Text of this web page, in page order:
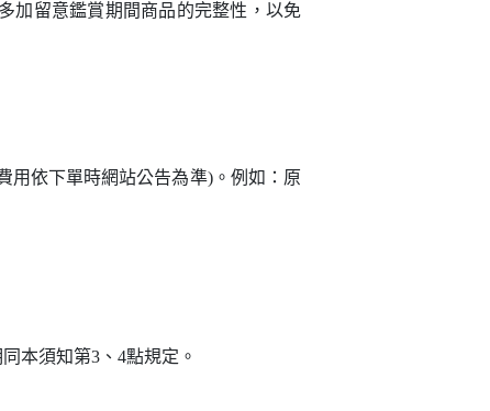
加留意鑑賞期間商品的完整性，以免
用依下單時網站公告為準)。例如：原
本須知第3、4點規定。